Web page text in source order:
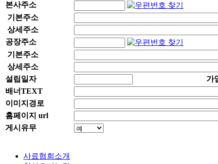
본사주소
기본주소
상세주소
공장주소
기본주소
상세주소
설립일자
가
배너TEXT
이미지경로
홈페이지 url
게시유무
사료협회소개